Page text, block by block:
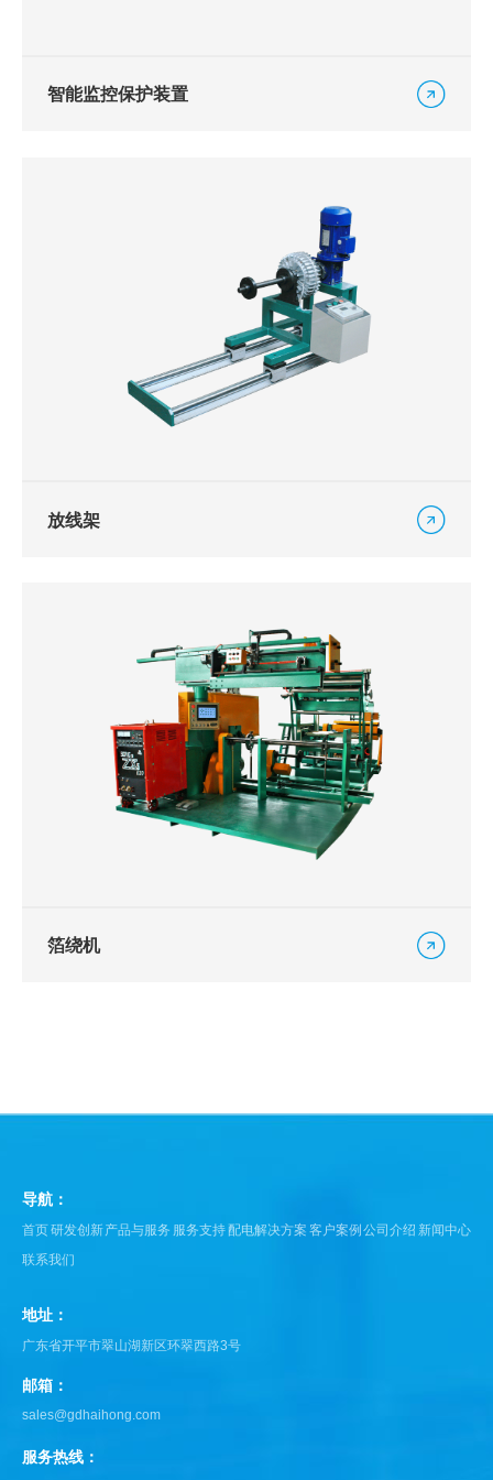
智能监控保护装置
放线架
箔绕机
导航：
首页研发创新产品与服务 服务支持 配电解决方案 客户案例 公司介绍 新闻中心
联系我们
地址：
广东省开平市翠山湖新区环翠西路3号
邮箱：
sales@gdhaihong.com
服务热线：